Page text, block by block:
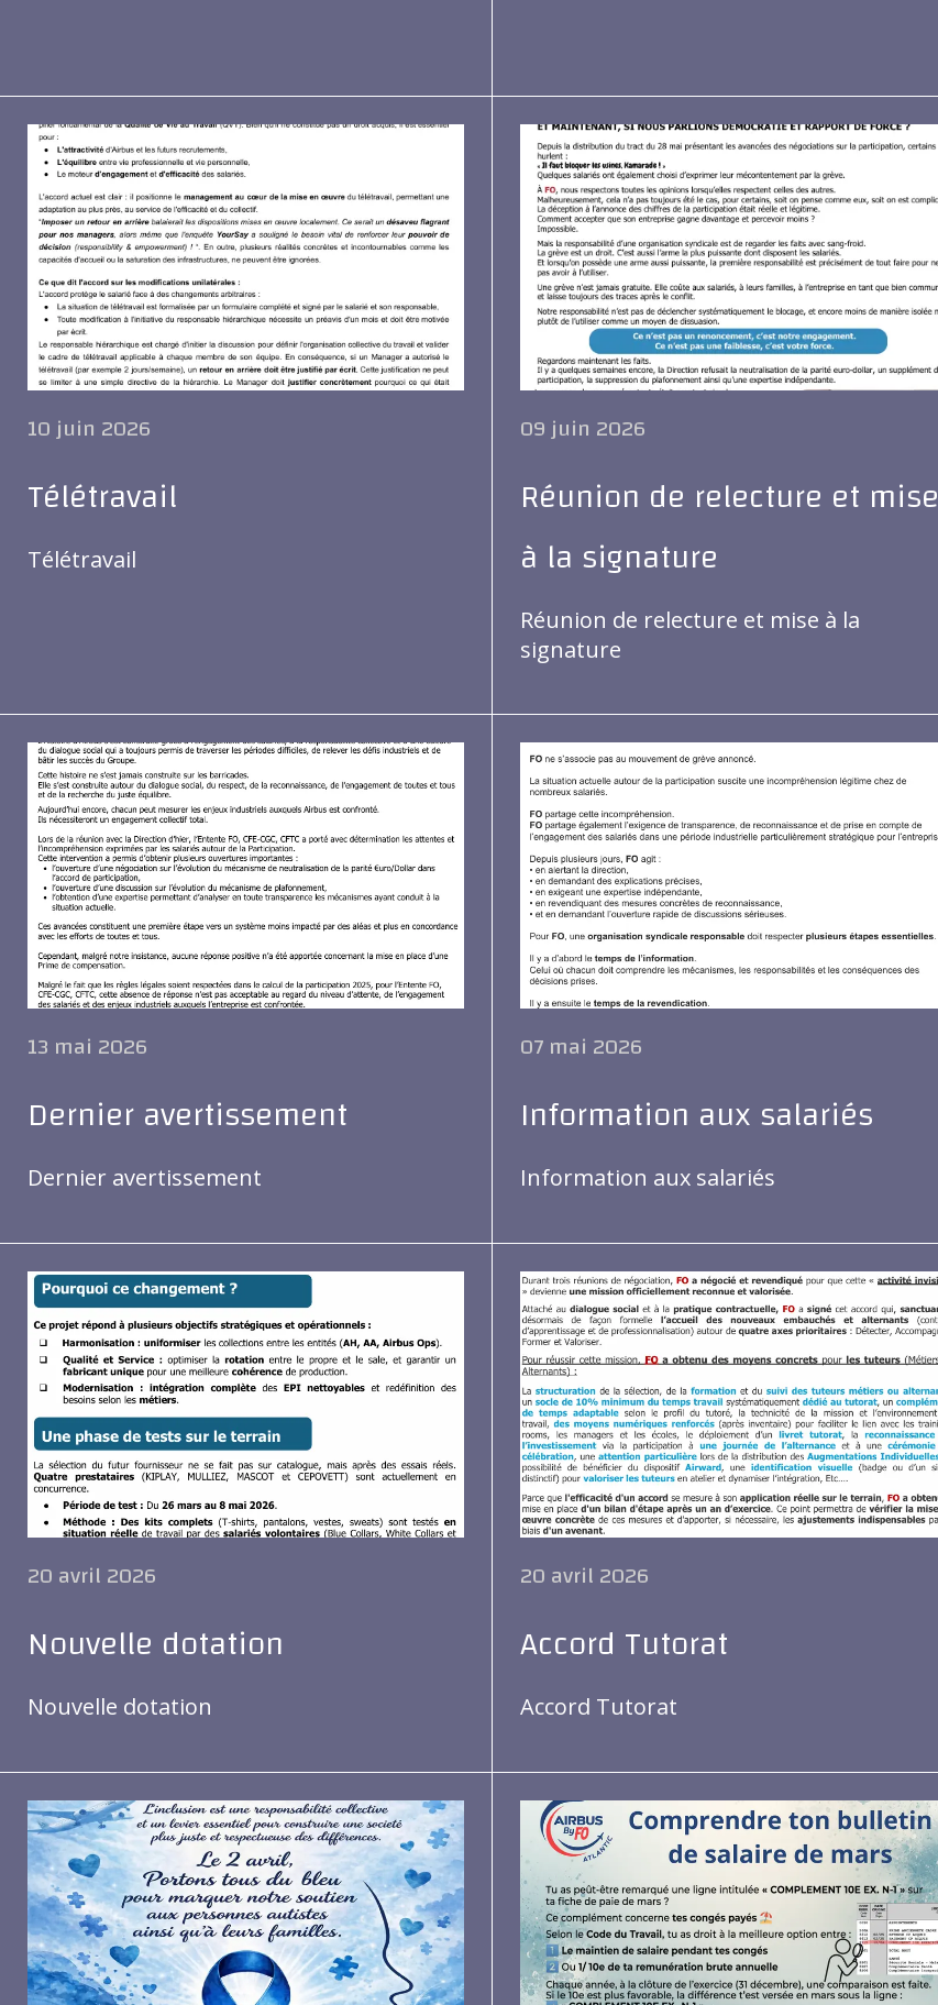
10 juin 2026
Télétravail
Télétravail
09 juin 2026
Réunion de relecture et mise
à la signature
Réunion de relecture et mise à la
signature
13 mai 2026
Dernier avertissement
Dernier avertissement
07 mai 2026
Information aux salariés
Information aux salariés
20 avril 2026
Nouvelle dotation
Nouvelle dotation
20 avril 2026
Accord Tutorat
Accord Tutorat